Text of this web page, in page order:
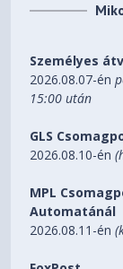
Személyes
2026.08.07-én
15:00 után
GLS
2026.08.10-én
MPL
Automatánál
2026.08.11-én